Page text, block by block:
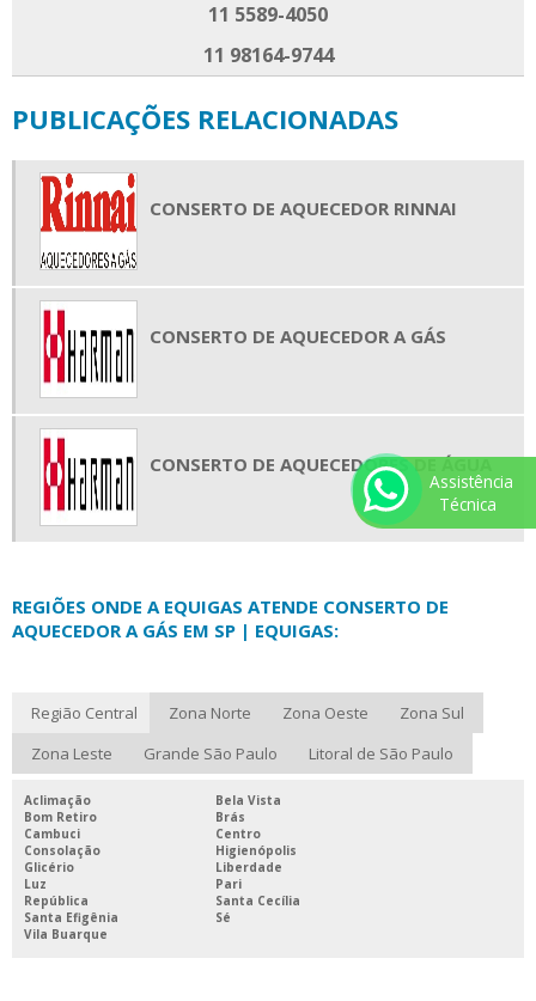
11 5589-4050
11 98164-9744
PUBLICAÇÕES RELACIONADAS
CONSERTO DE AQUECEDOR RINNAI
CONSERTO DE AQUECEDOR A GÁS
CONSERTO DE AQUECEDORES DE ÁGUA
REGIÕES ONDE A EQUIGAS ATENDE CONSERTO DE
AQUECEDOR A GÁS EM SP | EQUIGAS:
Região Central Zona Norte Zona Oeste
Zona Sul
Zona Leste
Grande São Paulo Litoral de São Paulo
Aclimação
Bela Vista
Bom Retiro
Brás
Cambuci
Centro
Consolação
Higienópolis
Glicério
Liberdade
Luz
Pari
República
Santa Cecília
Santa Efigênia
Sé
Vila Buarque
Assistência
Técnica